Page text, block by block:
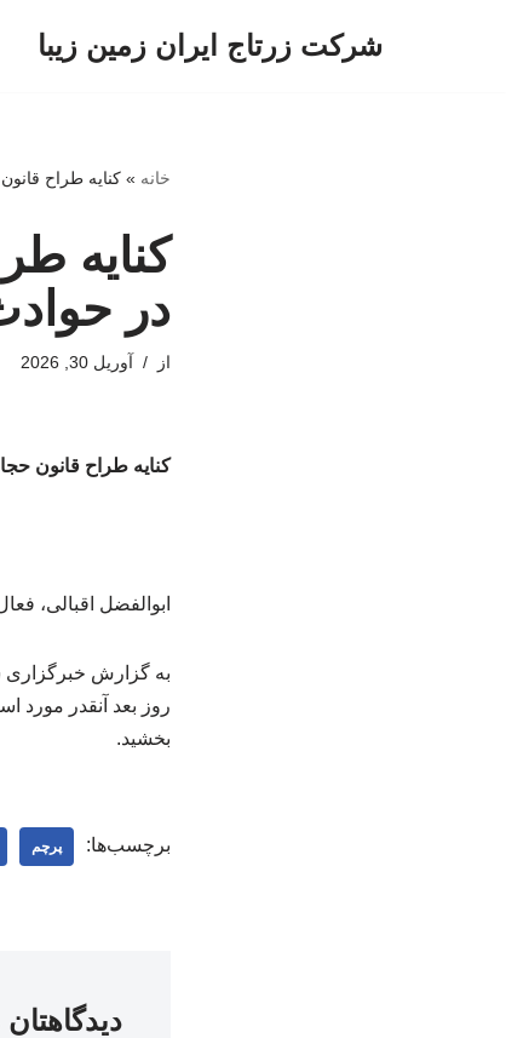
شرکت زرتاج ایران زمین زیبا
خانه »کنایه طراح
کنایه
در
از آوریل 30, 2026
کنایه طراح قانون
ابوالفضل اقبالی،
به گزارش خبرگزاری
روز بعد آنقدر
بخشید.
برچسب‌ها: پرچم